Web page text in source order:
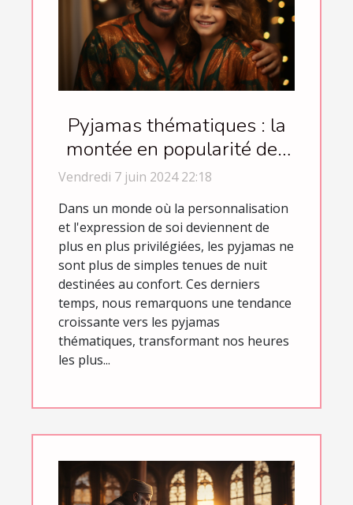
Pyjamas thématiques : la
montée en popularité des
vêtements de nuit festifs
Vendredi 7 juin 2024 22:18
Dans un monde où la personnalisation
et l'expression de soi deviennent de
plus en plus privilégiées, les pyjamas ne
sont plus de simples tenues de nuit
destinées au confort. Ces derniers
temps, nous remarquons une tendance
croissante vers les pyjamas
thématiques, transformant nos heures
les plus...